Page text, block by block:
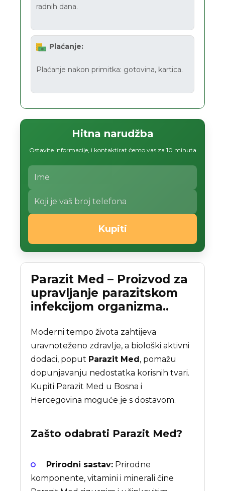
radnih dana.
Plaćanje:
Plaćanje nakon primitka: gotovina, kartica.
Hitna narudžba
Ostavite informacije, i kontaktirat ćemo vas za 10 minuta
Kupiti
Parazit Med – Proizvod za
upravljanje parazitskom
infekcijom organizma..
Moderni tempo života zahtijeva
uravnoteženo zdravlje, a biološki aktivni
dodaci, poput Parazit Med , pomažu
dopunjavanju nedostatka korisnih tvari.
Kupiti Parazit Med u Bosna i
Hercegovina moguće je s dostavom.
Zašto odabrati Parazit Med?
Prirodni sastav: Prirodne
komponente, vitamini i minerali čine